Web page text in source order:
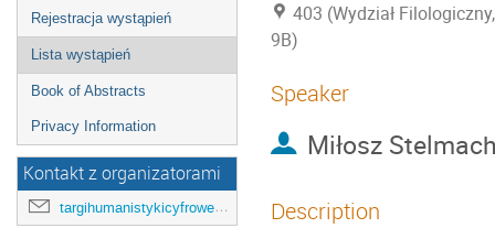
Rejestracja wystąpień
Lista wystąpień
Book of Abstracts
Privacy Information
Kontakt z organizatorami
targihumanistykicyfrowejuj@gmail.com
403 (Wydział
9B)
Speaker
Miłosz
Description